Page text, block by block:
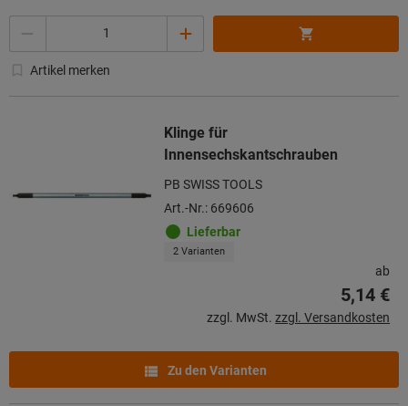
Artikel merken
Klinge für
Innensechskantschrauben
PB SWISS TOOLS
Art.-Nr.: 669606
Lieferbar
2 Varianten
ab
5,14 €
zzgl. MwSt. zzgl. Versandkosten
Zu den Varianten